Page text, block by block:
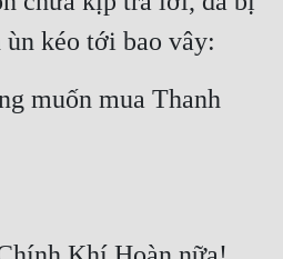
kéo tới bao vây:
muốn mua Thanh